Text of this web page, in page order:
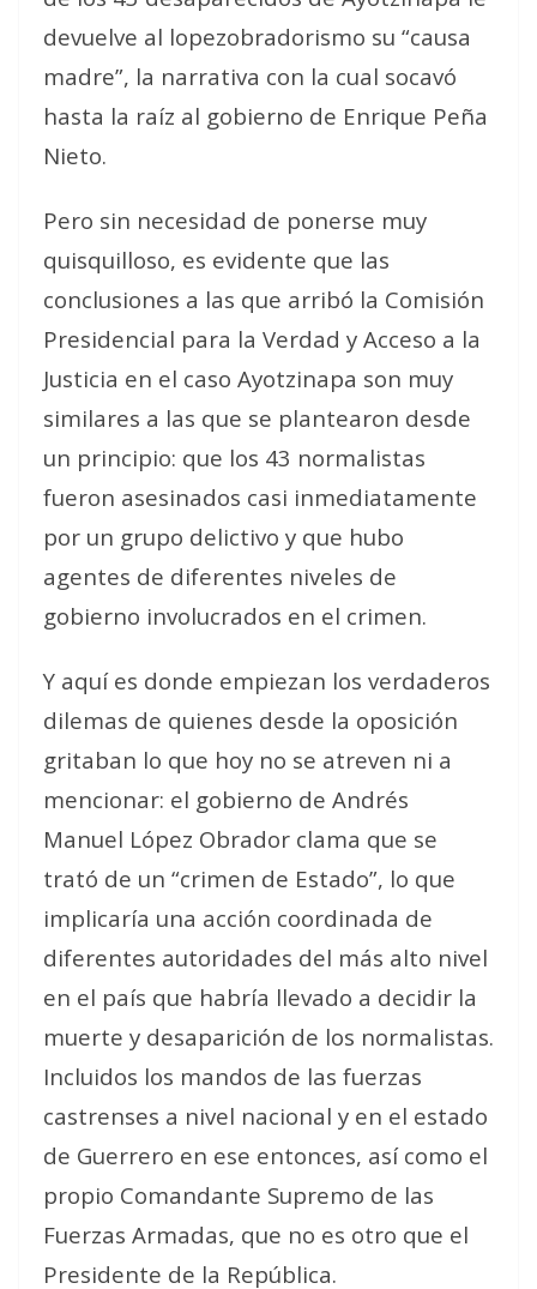
devuelve al lopezobradorismo su “causa
madre”, la narrativa con la cual socavó
hasta la raíz al gobierno de Enrique Peña
Nieto.
Pero sin necesidad de ponerse muy
quisquilloso, es evidente que las
conclusiones a las que arribó la Comisión
Presidencial para la Verdad y Acceso a la
Justicia en el caso Ayotzinapa son muy
similares a las que se plantearon desde
un principio: que los 43 normalistas
fueron asesinados casi inmediatamente
por un grupo delictivo y que hubo
agentes de diferentes niveles de
gobierno involucrados en el crimen.
Y aquí es donde empiezan los verdaderos
dilemas de quienes desde la oposición
gritaban lo que hoy no se atreven ni a
mencionar: el gobierno de Andrés
Manuel López Obrador clama que se
trató de un “crimen de Estado”, lo que
implicaría una acción coordinada de
diferentes autoridades del más alto nivel
en el país que habría llevado a decidir la
muerte y desaparición de los normalistas.
Incluidos los mandos de las fuerzas
castrenses a nivel nacional y en el estado
de Guerrero en ese entonces, así como el
propio Comandante Supremo de las
Fuerzas Armadas, que no es otro que el
Presidente de la República.